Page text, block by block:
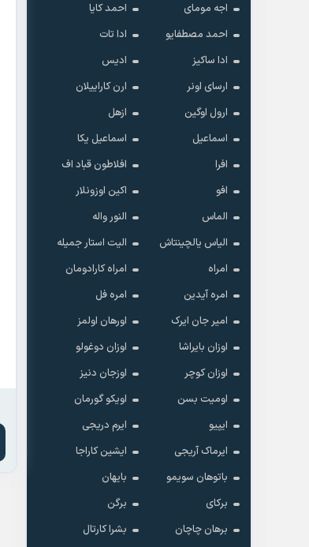
اجه مومای
احمد کایا
احمد مصطفایو
ادا تات
ادا ساکیز
ادیس
ارسای اونر
ارن کاراییلان
ارول اوگین
ازهل
اسماعیل
اسماعیل یکا
افرا
افلاطون قباد اف
افو
اکین اوزونلار
الماس
النور واله
الیاس یالچینتاش
الیت استار جمیله
امراه
امراه کارادومان
امره آیدین
امره فل
امیر جان ایرک
اورهان اولمز
اوزان بایراشا
اوزان دوغولو
اوزان کوچر
اوزجان دنیز
اومیت بسن
اویکو گورمان
ایپیو
ایرم دریجی
ایرماک آریجی
ایشین کاراجا
باتوهان سویمو
بایهان
برکای
برگن
برهان چاچان
بشرا کارتال